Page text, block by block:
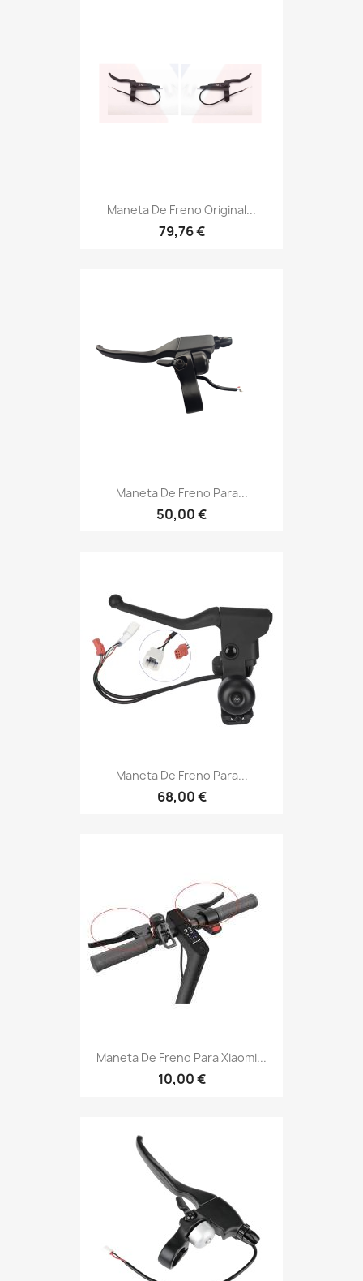
Maneta De Freno Original...
79,76 €
Maneta De Freno Para...
50,00 €
Maneta De Freno Para...
68,00 €
Maneta De Freno Para Xiaomi...
10,00 €